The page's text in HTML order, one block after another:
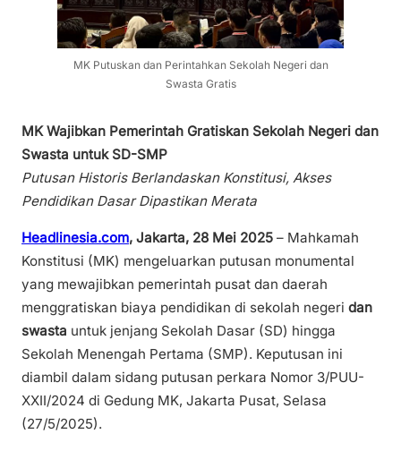
MK Putuskan dan Perintahkan Sekolah Negeri dan
Swasta Gratis
MK Wajibkan Pemerintah Gratiskan Sekolah Negeri dan
Swasta untuk SD-SMP
Putusan Historis Berlandaskan Konstitusi, Akses
Pendidikan Dasar Dipastikan Merata
Headlinesia.com, Jakarta, 28 Mei 2025 – Mahkamah
Konstitusi (MK) mengeluarkan putusan monumental
yang mewajibkan pemerintah pusat dan daerah
menggratiskan biaya pendidikan di sekolah negeri dan
swasta untuk jenjang Sekolah Dasar (SD) hingga
Sekolah Menengah Pertama (SMP). Keputusan ini
diambil dalam sidang putusan perkara Nomor 3/PUU-
XXII/2024 di Gedung MK, Jakarta Pusat, Selasa
(27/5/2025).